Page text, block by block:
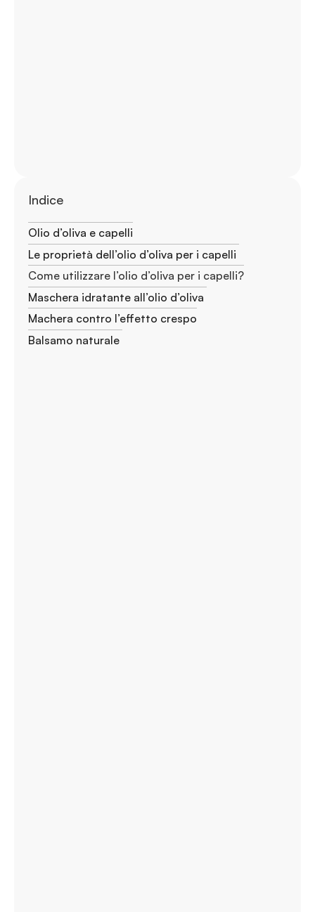
Indice
Olio d’oliva e capelli
Le proprietà dell’olio d’oliva per i capelli
Come utilizzare l’olio d’oliva per i capelli?
Maschera idratante all’olio d’oliva
Machera contro l’effetto crespo
Balsamo naturale